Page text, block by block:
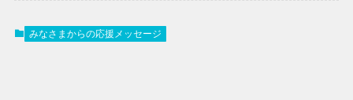
みなさまからの応援メッセージ